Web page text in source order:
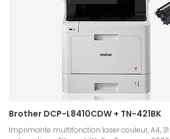
Brother DCP-L8410CDW + TN-421BK
Imprimante multifonction laser couleur, A4,